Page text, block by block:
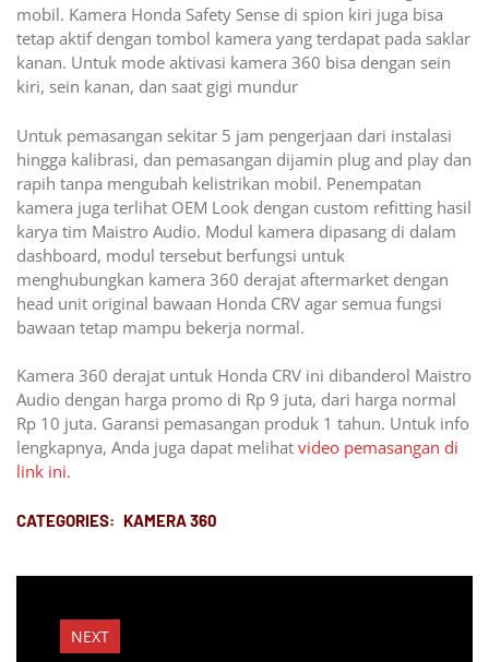
mobil. Kamera Honda Safety Sense di spion kiri juga bisa
tetap aktif dengan tombol kamera yang terdapat pada saklar
kanan. Untuk mode aktivasi kamera 360 bisa dengan sein
kiri, sein kanan, dan saat gigi mundur
Untuk pemasangan sekitar 5 jam pengerjaan dari instalasi
hingga kalibrasi, dan pemasangan dijamin plug and play dan
rapih tanpa mengubah kelistrikan mobil. Penempatan
kamera juga terlihat OEM Look dengan custom refitting hasil
karya tim Maistro Audio. Modul kamera dipasang di dalam
dashboard, modul tersebut berfungsi untuk
menghubungkan kamera 360 derajat aftermarket dengan
head unit original bawaan Honda CRV agar semua fungsi
bawaan tetap mampu bekerja normal.
Kamera 360 derajat untuk Honda CRV ini dibanderol Maistro
Audio dengan harga promo di Rp 9 juta, dari harga normal
Rp 10 juta. Garansi pemasangan produk 1 tahun. Untuk info
lengkapnya, Anda juga dapat melihat video pemasangan di
link ini.
CATEGORIES: KAMERA 360
NEXT